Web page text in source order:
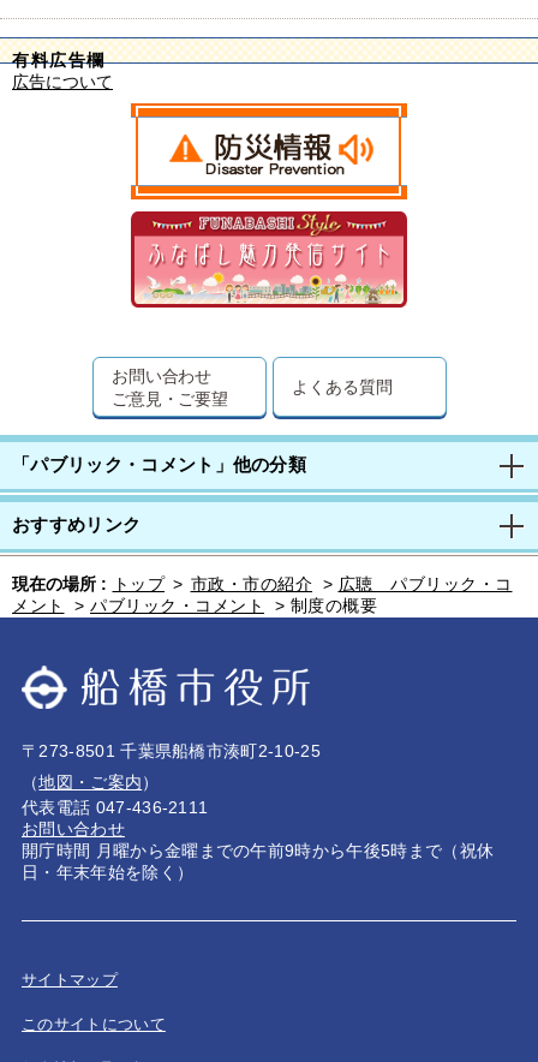
有料広告欄
広告について
お問い合わせ
ご意見・ご要望
よくある質問
「パブリック・コメント」他の分類
おすすめリンク
現在の場所 : トップ > 市政・市の紹介 > 広聴 パブリック・コ
メント
> パブリック・コメント > 制度の概要
〒273-8501 千葉県船橋市湊町2-10-25
（地図・ご案内）
代表電話 047-436-2111
お問い合わせ
開庁時間 月曜から金曜までの午前9時から午後5時まで（祝休
日・年末年始を除く）
サイトマップ
このサイトについて